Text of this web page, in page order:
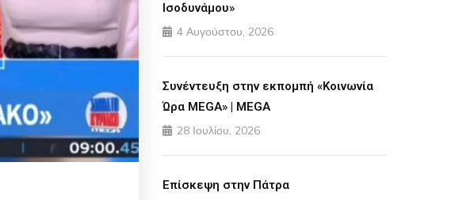
Ισοδυνάμου»
4 Αυγούστου, 2026
Συνέντευξη στην εκπομπή «Κοινωνία
Ώρα MEGA» | MEGA
28 Ιουλίου, 2026
Επίσκεψη στην Πάτρα